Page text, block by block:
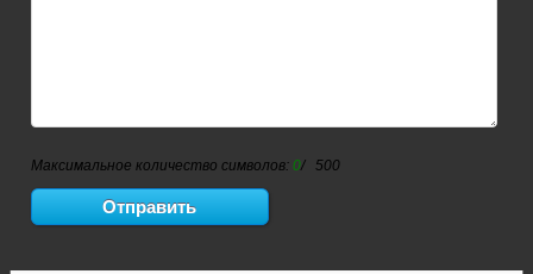
Максимальное количество символов: 0/ 500